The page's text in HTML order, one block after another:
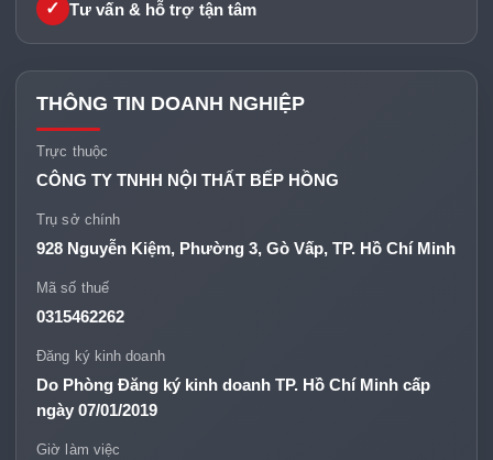
✓ Tư vấn & hỗ trợ tận tâm
THÔNG TIN DOANH NGHIỆP
Trực thuộc
CÔNG TY TNHH NỘI THẤT BẾP HỒNG
Trụ sở chính
928 Nguyễn Kiệm, Phường 3, Gò Vấp, TP. Hồ Chí Minh
Mã số thuế
0315462262
Đăng ký kinh doanh
Do Phòng Đăng ký kinh doanh TP. Hồ Chí Minh cấp
ngày 07/01/2019
Giờ làm việc